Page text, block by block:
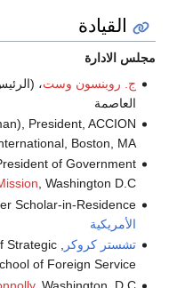
وست
Chairman), President,
International,
Vice President of
Justice Mission,
, Former Scholar-in-
كروكر Professor of Strategic
Studies, School of Foreign
& Connolly,